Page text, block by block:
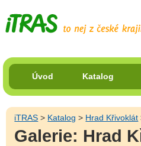
Úvod Katalog
iTRAS > Katalog > Hrad Křivoklát
Galerie: Hrad